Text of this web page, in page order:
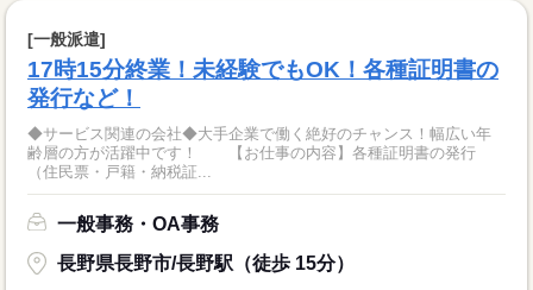
[一般派遣]
17時15分終業！未経験でもOK！各種証明書の
発行など！
◆サービス関連の会社◆大手企業で働く絶好のチャンス！幅広い年
齢層の方が活躍中です！ 【お仕事の内容】各種証明書の発行
（住民票・戸籍・納税証...
一般事務・OA事務
長野県長野市/長野駅（徒歩 15分）